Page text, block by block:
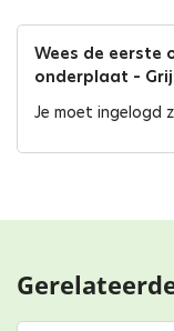
Wees de eerste
onderplaat –
Je moet ingelogd